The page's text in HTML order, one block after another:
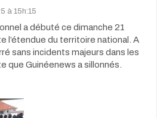
à 15h:15
a débuté ce dimanche 21
l’étendue du territoire national. A
sans incidents majeurs dans les
que Guinéenews a sillonnés.